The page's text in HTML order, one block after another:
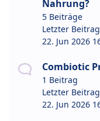
Nahrung?
5 Beiträge
Letzter
22. Jun 2026
Combiotic
1 Beitrag
Letzter
22. Jun 2026